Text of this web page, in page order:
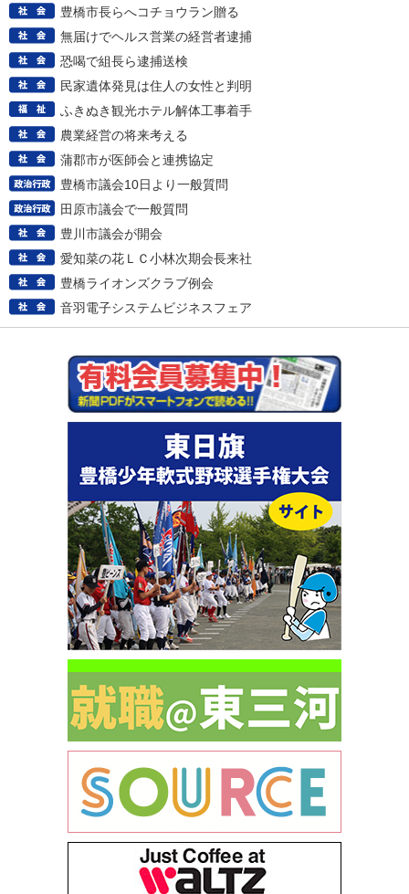
豊橋市長らへコチョウラン贈る
無届けでヘルス営業の経営者逮捕
恐喝で組長ら逮捕送検
民家遺体発見は住人の女性と判明
ふきぬき観光ホテル解体工事着手
農業経営の将来考える
蒲郡市が医師会と連携協定
豊橋市議会10日より一般質問
田原市議会で一般質問
豊川市議会が開会
愛知菜の花ＬＣ小林次期会長来社
豊橋ライオンズクラブ例会
音羽電子システムビジネスフェア